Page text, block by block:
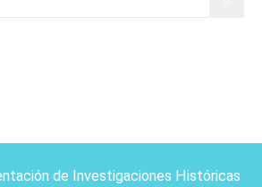
de Investigaciones Históricas